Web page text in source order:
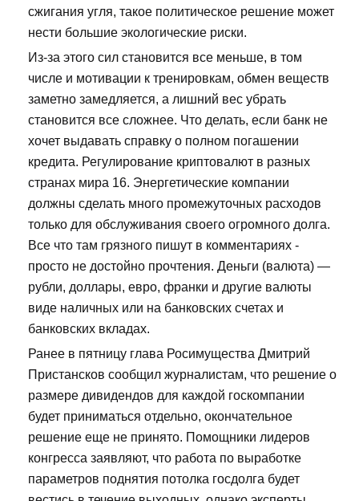
сжигания угля, такое политическое решение может
нести большие экологические риски.
Из-за этого сил становится все меньше, в том
числе и мотивации к тренировкам, обмен веществ
заметно замедляется, а лишний вес убрать
становится все сложнее. Что делать, если банк не
хочет выдавать справку о полном погашении
кредита. Регулирование криптовалют в разных
странах мира 16. Энергетические компании
должны сделать много промежуточных расходов
только для обслуживания своего огромного долга.
Все что там грязного пишут в комментариях -
просто не достойно прочтения. Деньги (валюта) —
рубли, доллары, евро, франки и другие валюты
виде наличных или на банковских счетах и
банковских вкладах.
Ранее в пятницу глава Росимущества Дмитрий
Пристансков сообщил журналистам, что решение о
размере дивидендов для каждой госкомпании
будет приниматься отдельно, окончательное
решение еще не принято. Помощники лидеров
конгресса заявляют, что работа по выработке
параметров поднятия потолка госдолга будет